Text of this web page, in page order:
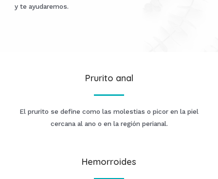
y te ayudaremos.
Prurito anal
El prurito se define como las molestias o picor en la piel
cercana al ano o en la región perianal.
Hemorroides